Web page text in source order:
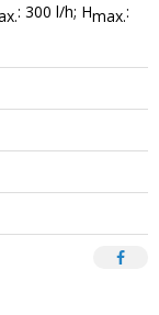
: 300 l/h; Hmax.: